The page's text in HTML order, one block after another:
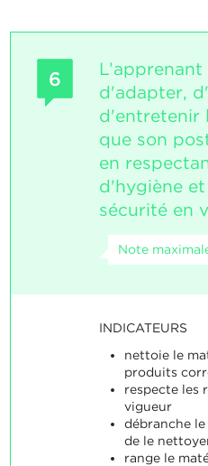
6
d'adapter,
d'entretenir
que son
en
d'hygiène
sécurité en
Note
INDICATEURS
nettoie le
produits
respecte les
vigueur
débranche
de le
range le